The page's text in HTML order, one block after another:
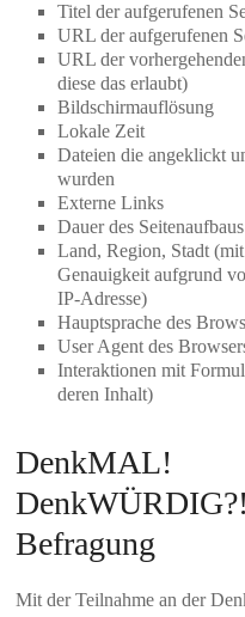
Titel der aufgerufenen
URL der aufgerufenen
URL der
diese das erlaubt)
Bildschirmauflösung
Lokale Zeit
Dateien die angeklickt
wurden
Externe Links
Dauer des Seitenaufbaus
Land, Region, Stadt
Genauigkeit aufgrund
IP-Adresse)
Hauptsprache des
User Agent des
Interaktionen mit
deren Inhalt)
DenkMAL!
Befragung
Mit der Teilnahme an der